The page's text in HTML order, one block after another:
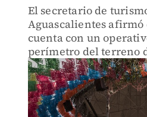
El secretario de
Aguascalientes afirmó
cuenta con un
perímetro del terreno
la feria.